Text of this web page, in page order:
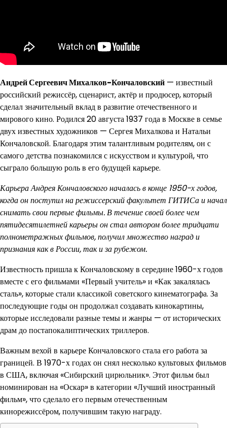
Андрей Сергеевич Михалков-Кончаловский — известный
российский режиссёр, сценарист, актёр и продюсер, который
сделал значительный вклад в развитие отечественного и
мирового кино. Родился 20 августа 1937 года в Москве в семье
двух известных художников — Сергея Михалкова и Натальи
Кончаловской. Благодаря этим талантливым родителям, он с
самого детства познакомился с искусством и культурой, что
сыграло большую роль в его будущей карьере.
Карьера Андрея Кончаловского началась в конце 1950-х годов,
когда он поступил на режиссерский факультет ГИТИСа и начал
снимать свои первые фильмы. В течение своей более чем
пятидесятилетней карьеры он стал автором более тридцати
полнометражных фильмов, получил множество наград и
признания как в России, так и за рубежом.
Известность пришла к Кончаловскому в середине 1960-х годов
вместе с его фильмами «Первый учитель» и «Как закалялась
сталь», которые стали классикой советского кинематографа. За
последующие годы он продолжал создавать кинокартины,
которые исследовали разные темы и жанры — от исторических
драм до постапокалиптических триллеров.
Важным вехой в карьере Кончаловского стала его работа за
границей. В 1970-х годах он снял несколько культовых фильмов
в США, включая «Сибирский цирюльник». Этот фильм был
номинирован на «Оскар» в категории «Лучший иностранный
фильм», что сделало его первым отечественным
кинорежиссёром, получившим такую награду.